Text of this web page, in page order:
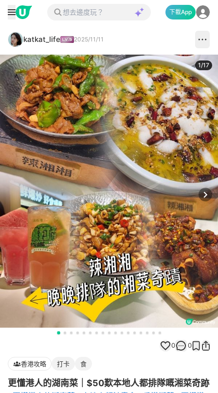
下載App
katkat_life 2025/11/11
1/17
0 0
香港攻略 打卡 食
更懂港人的湖南菜｜$50歎本地人都排隊嘅湘菜奇跡